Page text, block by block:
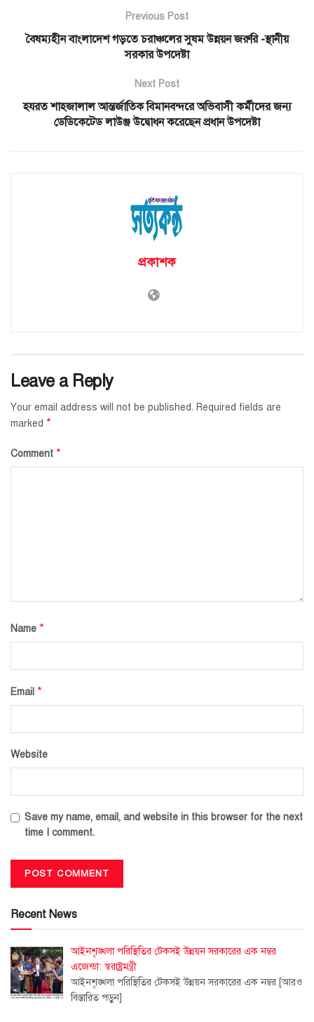
Previous Post
বৈষম্যহীন বাংলাদেশ গড়তে চরাঞ্চলের সুষম উন্নয়ন জরুরি -স্থানীয়
সরকার উপদেষ্টা
Next Post
হযরত শাহজালাল আন্তর্জাতিক বিমানবন্দরে অভিবাসী কর্মীদের জন্য
ডেডিকেটেড লাউঞ্জ উদ্বোধন করেছেন প্রধান উপদেষ্টা
প্রকাশক
Leave a Reply
Your email address will not be published. Required fields are
marked *
Comment *
Name *
Email *
Website
Save my name, email, and website in this browser for the next
time I comment.
Recent News
আইনশৃঙ্খলা পরিস্থিতির টেকসই উন্নয়ন সরকারের এক নম্বর
এজেন্ডা: স্বরাষ্ট্রমন্ত্রী
আইনশৃঙ্খলা পরিস্থিতির টেকসই উন্নয়ন সরকারের এক নম্বর [আরও
বিস্তারিত পড়ুন]